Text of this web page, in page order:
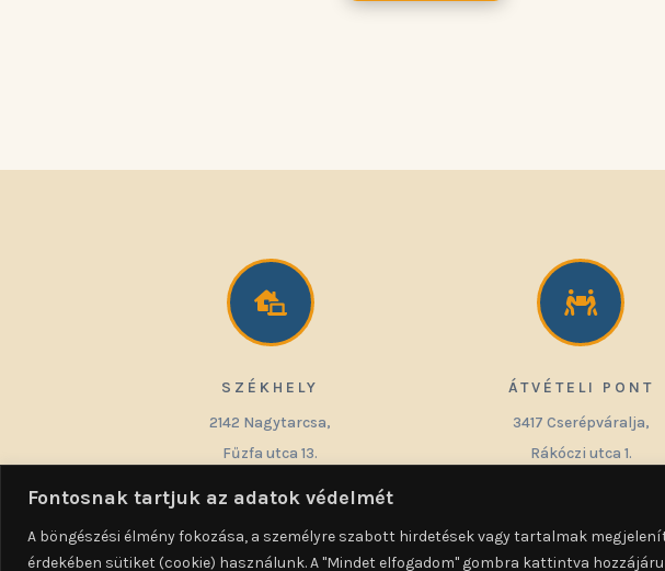
Fontosnak tartjuk az adatok védelmét
A böngészési élmény fokozása, a személyre szabott hirdetések vagy tartalmak
érdekében sütiket (cookie) használunk. A "Mindet elfogadom" gombra kattintva

SZÉKHELY
2142 Nagytarcsa,
Fűzfa utca 13.
Térkép

ÁTVÉTELI PONT
3417 Cserépváralja,
Rákóczi utca 1.
Minden jog fenntartva © 2026 Hajdu Roland bükki